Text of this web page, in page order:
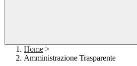
Home >
Amministrazione Trasparente